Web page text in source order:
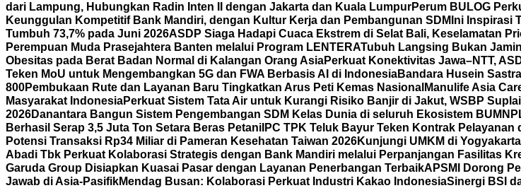
dari Lampung, Hubungkan Radin Inten II dengan Jakarta dan Kuala LumpurPerum BULOG
Keunggulan Kompetitif Bank Mandiri, dengan Kultur Kerja dan Pembangunan SDM Ini Inspirasi
Tumbuh 73,7% pada Juni 2026ASDP Siaga Hadapi Cuaca Ekstrem di Selat Bali, Keselamatan
Perempuan Muda Prasejahtera Banten melalui Program LENTERATubuh Langsing Bukan
Obesitas pada Berat Badan Normal di Kalangan Orang AsiaPerkuat Konektivitas Jawa–NTT,
Teken MoU untuk Mengembangkan 5G dan FWA Berbasis AI di IndonesiaBandara Husein
800Pembukaan Rute dan Layanan Baru Tingkatkan Arus Peti Kemas Nasional Manulife Asia
Masyarakat IndonesiaPerkuat Sistem Tata Air untuk Kurangi Risiko Banjir di Jakut, WSBP
2026Danantara Bangun Sistem Pengembangan SDM Kelas Dunia di seluruh Ekosistem BUMN
Berhasil Serap 3,5 Juta Ton Setara Beras Petani IPC TPK Teluk Bayur Teken Kontrak Pelayanan
Potensi Transaksi Rp34 Miliar di Pameran Kesehatan Taiwan 2026Kunjungi UMKM di
Abadi Tbk Perkuat Kolaborasi Strategis dengan Bank Mandiri melalui Perpanjangan Fasilitas
Garuda Group Disiapkan Kuasai Pasar dengan Layanan Penerbangan TerbaikAPSMI Dorong
Jawab di Asia-PasifikMendag Busan: Kolaborasi Perkuat Industri Kakao IndonesiaSinergi BSI